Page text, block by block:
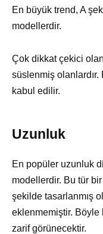
En büyük trend, A
modellerdir.
Çok dikkat çekici
süslenmiş olanlardır.
kabul edilir.
Uzunluk
En popüler uzunluk
modellerdir. Bu tür
şekilde tasarlanmış
eklenmemiştir. Böyle
zarif görünecektir.